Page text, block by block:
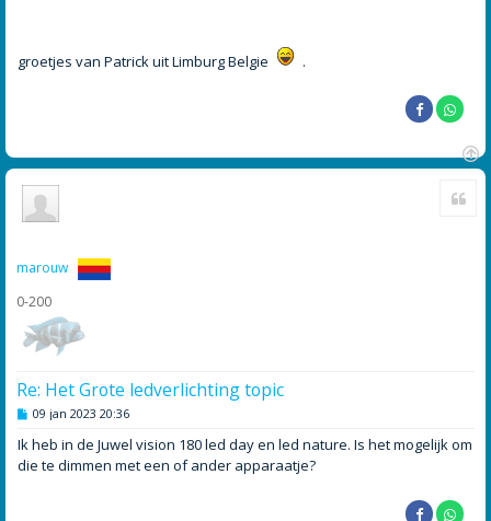
groetjes van Patrick uit Limburg Belgie .
O
marouw
0-200
Re: Het Grote ledverlichting topic
B
r
c
09 jan 2023 20:36
Ik heb in de Juwel vision 180 led day en led nature. Is het mogelijk om
die te dimmen met een of ander apparaatje?